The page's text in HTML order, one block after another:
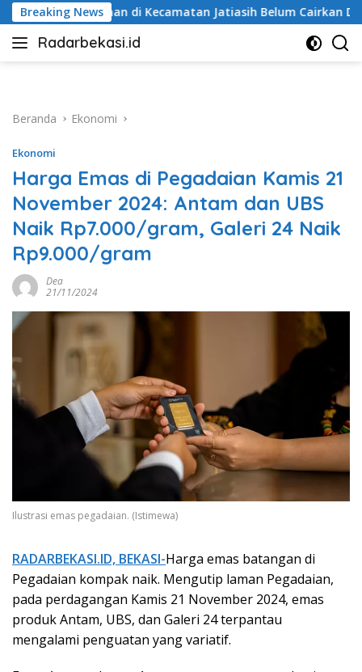
Langsung
ke
konten
Breaking News
Kecamatan Jatiasih Belum Cairkan Dana RW Bekasi Keren
Radarbekasi.id
Berita
Beranda
Ekonomi
Ekonomi
Harga Emas di Pegadaian Kamis 21
November 2024: Antam dan UBS
Naik Rp7.000/gram, Galeri 24 Naik
Rp9.000/gram
Dea
21/11/2024
Ilustrasi emas pegadaian. (Istimewa)
RADARBEKASI.ID, BEKASI-Harga emas batangan di
Pegadaian kompak naik. Mengutip laman Pegadaian,
pada perdagangan Kamis 21 November 2024, emas
produk Antam, UBS, dan Galeri 24 terpantau
mengalami penguatan yang variatif.